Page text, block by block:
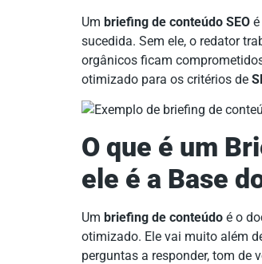
Um briefing de conteúdo SEO
sucedida. Sem ele, o redator
orgânicos ficam
otimizado para os critérios de
O que é um
ele é a Base
Um briefing de conteúdo é o
otimizado. Ele vai muito além
perguntas a responder, tom de